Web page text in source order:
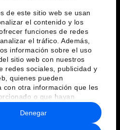
de este sitio web se usan
el contenido y los
funciones de redes
el tráfico. Además,
información sobre el uso
sitio web con nuestros
redes sociales, publicidad y
quienes pueden
con otra información que les
o que hayan
partir del uso que haya
servicios.
Denegar
y normas de uso